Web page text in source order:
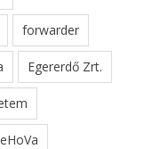
forwarder
Egererdő Zrt.